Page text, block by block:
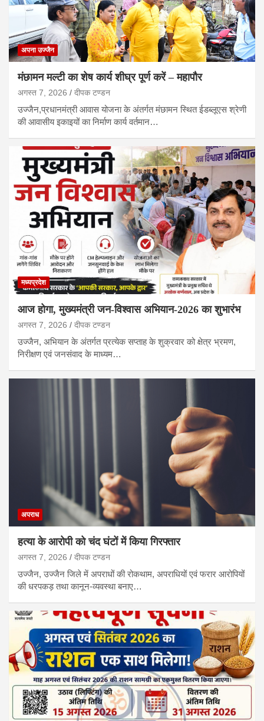
अपना उज्जैन
मंछामन मल्टी का शेष कार्य शीघ्र पूर्ण करें – महापौर
अगस्त 7, 2026 दीपक टण्‍डन
उज्जैन,प्रधानमंत्री आवास योजना के अंतर्गत मंछामन स्थित ईडब्लूएस श्रेणी
की आवासीय इकाइयों का निर्माण कार्य वर्तमान…
मध्यप्रदेश
आज होगा, मुख्यमंत्री जन-विश्वास अभियान-2026 का शुभारंभ
अगस्त 7, 2026 दीपक टण्‍डन
उज्जैन, अभियान के अंतर्गत प्रत्येक सप्ताह के शुक्रवार को क्षेत्र भ्रमण,
निरीक्षण एवं जनसंवाद के माध्यम…
अपराध
हत्या के आरोपी को चंद घंटों में किया गिरफ्तार
अगस्त 7, 2026 दीपक टण्‍डन
उज्जैन, उज्जैन जिले में अपराधों की रोकथाम, अपराधियों एवं फरार आरोपियों
की धरपकड़ तथा कानून-व्यवस्था बनाए…